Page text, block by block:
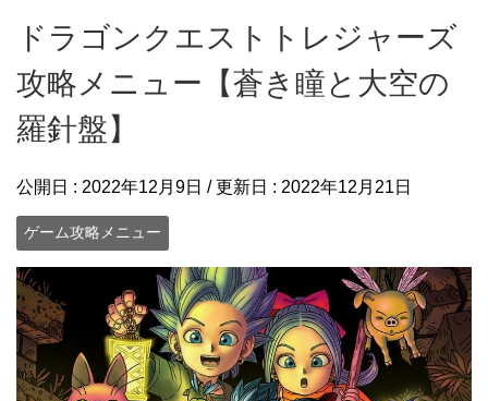
ドラゴンクエストトレジャーズ
攻略メニュー【蒼き瞳と大空の
羅針盤】
公開日 : 2022年12月9日 / 更新日 : 2022年12月21日
ゲーム攻略メニュー